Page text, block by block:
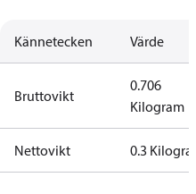
Kännetecken Värde
Bruttovikt
0.706
Kilogram
Nettovikt 0.3 Kilogram